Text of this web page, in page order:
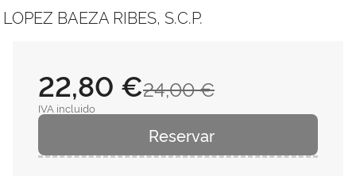
LOPEZ BAEZA RIBES, S.C.P.
24,00 €
22,80 €
IVA incluido
Reservar